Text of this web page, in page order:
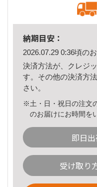
納期目安：
2026.07.29 0:36頃の
決済方法が、クレジ
す。その他の決済方
さい。
※土・日・祝日の注文
のお届けにお時間を
即日
受け取り